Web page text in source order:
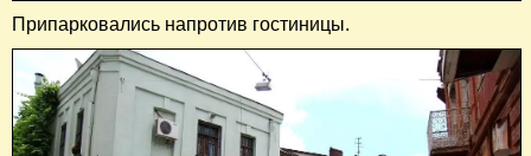
Припарковались напротив гостиницы.